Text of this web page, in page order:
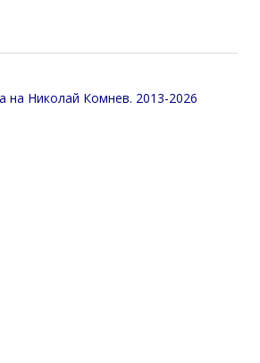
на Николай Комнев. 2013-2026